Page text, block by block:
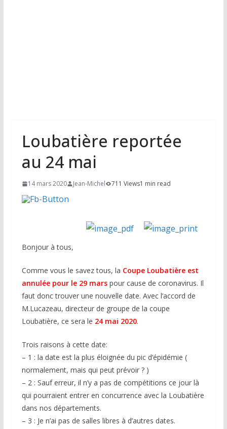
Loubatière reportée
au 24 mai
14 mars 2020 Jean-Michel 711 Views1 min read
Bonjour à tous,
Comme vous le savez tous, la Coupe Loubatière est
annulée pour le 29 marspour cause de coronavirus. Il
faut donc trouver une nouvelle date. Avec l’accord de
M.Lucazeau, directeur de groupe de la coupe
Loubatière, ce sera le 24 mai 2020.
Trois raisons à cette date:
– 1 : la date est la plus éloignée du pic d’épidémie (
normalement, mais qui peut prévoir ? )
– 2 : Sauf erreur, il n’y a pas de compétitions ce jour là
qui pourraient entrer en concurrence avec la Loubatière
dans nos départements.
– 3 : Je n’ai pas de salles libres à d’autres dates.